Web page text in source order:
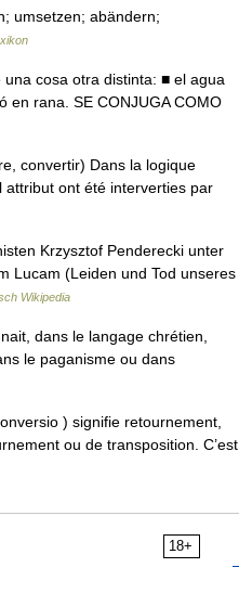
umsetzen; abändern;
cosa otra distinta: ■ el agua
en rana. SE CONJUGA COMO
convertir) Dans la logique
ont été interverties par
Krzysztof Penderecki unter
Lucam (Leiden und Tod unseres
Wikipedia
dans le langage chrétien,
le paganisme ou dans
) signifie retournement,
ou de transposition. C’est
18+